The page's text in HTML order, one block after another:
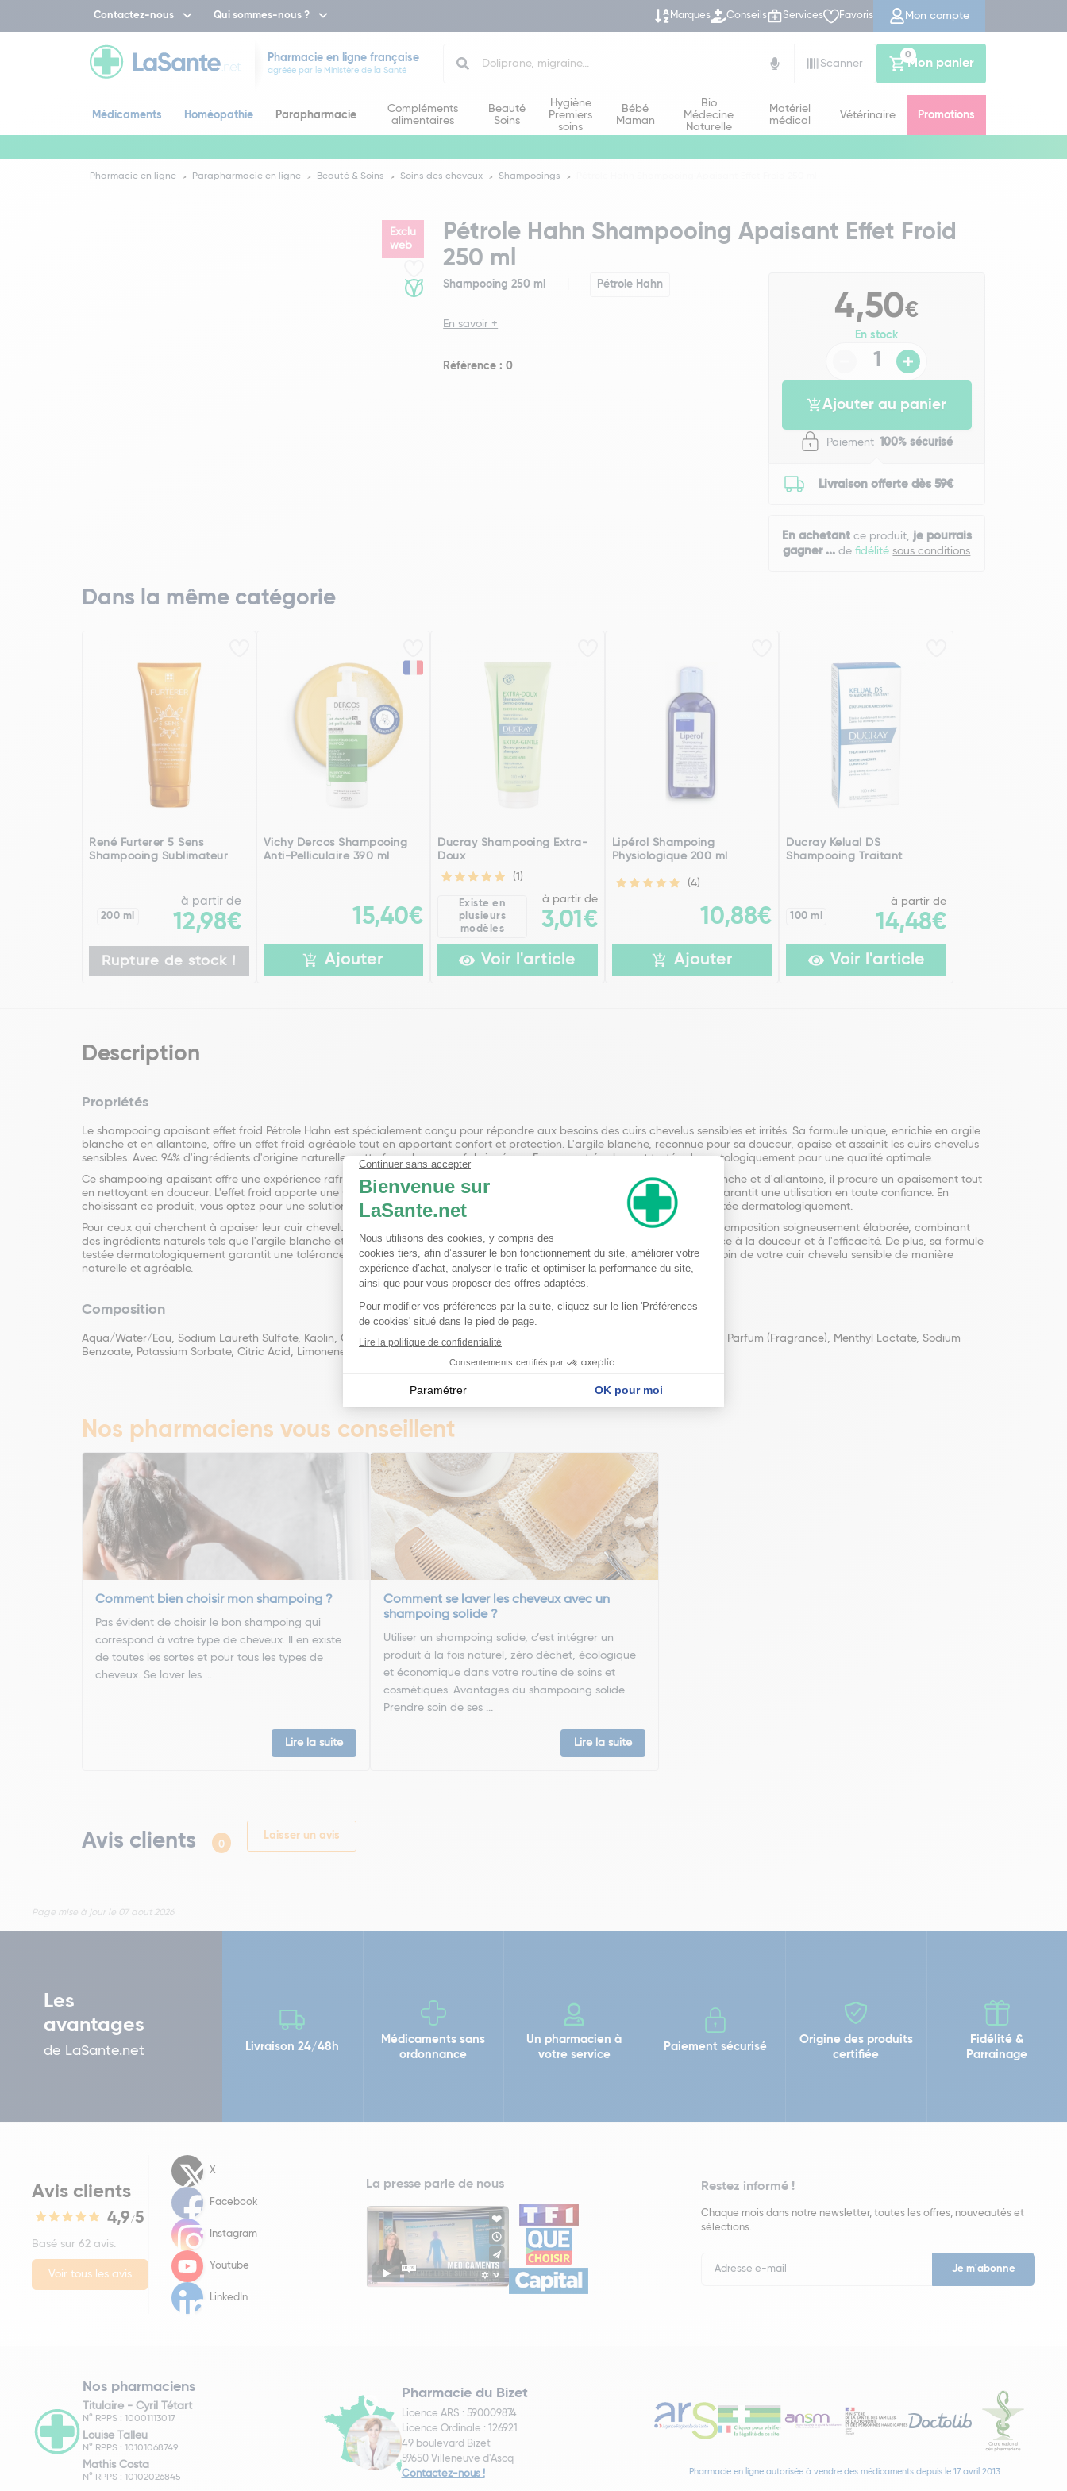
Contactez-nous Qui sommes-nous ? Marques Conseils Services Favoris Mon compte
Pharmacie en ligne française
agréée par le Ministère de la Santé
Scanner
Mon panier
0
Médicaments Homéopathie Parapharmacie
Compléments
alimentaires
Beauté
Soins
Hygiène
Premiers
soins
Bébé
Maman
Bio
Médecine
Naturelle
Matériel
médical
Vétérinaire Promotions
Pharmacie en ligne Parapharmacie en ligne Beauté & Soins Soins des cheveux Shampooings
Exclu
web
Pétrole Hahn Shampooing Apaisant Effet Froid
250 ml
Shampooing 250 ml Pétrole Hahn
En savoir +
Référence : 0
4,50€
En stock
Ajouter au panier
Paiement 100% sécurisé
Livraison offerte dès 59€
En achetantce produit, je pourrais
gagner ... defidélitésous conditions
Dans la même catégorie
René Furterer 5 Sens
Shampooing Sublimateur
200 ml
à partir de
12,98€
Rupture de stock !
Vichy Dercos Shampooing
Anti-Pelliculaire 390 ml
15,40€
Ajouter
Ducray Shampooing Extra-
Doux
(1)
Existe en
plusieurs
modèles
à partir de
3,01€
Voir l'article
Lipérol Shampoing
Physiologique 200 ml
(4)
10,88€
Ajouter
Ducray Kelual DS
Shampooing Traitant
100 ml
à partir de
14,48€
Voir l'article
Description
Propriétés
Le shampooing apaisant effet froid Pétrole Hahn est spécialement conçu pour répondre aux besoins des cuirs chevelus sensibles et irrités. Sa formule unique, enrichie en argile
blanche et en allantoïne, offre un effet froid agréable tout en apportant confort et protection. L'argile blanche, reconnue pour sa douceur, apaise et assainit les cuirs chevelus
sensibles. Avec 94% d'ingrédients d'origine naturelle, cette formule vegan, fabriquée en France, est également testée dermatologiquement pour une qualité optimale.
Ce shampooing apaisant offre une expérience rafraîchissante pour le cuir chevelu sensible. Grâce à la présence d'argile blanche et d'allantoïne, il procure un apaisement tout
en nettoyant en douceur. L'effet froid apporte une sensation de confort immédiat, tandis que la formule vegan et naturelle garantit une utilisation en toute confiance. En
choisissant ce produit, vous optez pour une solution efficace et respectueuse de l'environnement, fabriquée en France et testée dermatologiquement.
Pour ceux qui cherchent à apaiser leur cuir chevelu sensible, ce shampooing offre une véritable source de soulagement. Sa composition soigneusement élaborée, combinant
des ingrédients naturels tels que l'argile blanche et l'allantoïne, en fait un choix idéal pour ceux qui accordent de l'importance à la douceur et à l'efficacité. De plus, sa formule
testée dermatologiquement garantit une tolérance optimale. Optez pour ce shampooing apaisant effet froid pour prendre soin de votre cuir chevelu sensible de manière
naturelle et agréable.
Composition
Aqua/Water/Eau, Sodium Laureth Sulfate, Kaolin, Cocamidopropyl Betaine, Acrylates Copolymer, Sodium Chloride, Allantoin, Parfum (Fragrance), Menthyl Lactate, Sodium
Benzoate, Potassium Sorbate, Citric Acid, Limonene, Hexyl Cinnamal, Linalool.
Nos pharmaciens vous conseillent
Comment bien choisir mon shampoing ?
Pas évident de choisir le bon shampoing qui
correspond à votre type de cheveux. Il en existe
de toutes les sortes et pour tous les types de
cheveux. Se laver les ...
Lire la suite
Comment se laver les cheveux avec un
shampoing solide ?
Utiliser un shampoing solide, c’est intégrer un
produit à la fois naturel, zéro déchet, écologique
et économique dans votre routine de soins et
cosmétiques. Avantages du shampooing solide
Prendre soin de ses ...
Lire la suite
Avis clients 0
Laisser un avis
Page mise à jour le 07 aout 2026
Les
avantages
de LaSante.net Livraison 24/48h
Médicaments sans
ordonnance
Un pharmacien à
votre service
Paiement sécurisé
Origine des produits
certifiée
Fidélité &
Parrainage
Avis clients
4,9/5
Basé sur 62 avis.
Voir tous les avis
X
Facebook
Instagram
Youtube
LinkedIn
La presse parle de nous Restez informé !
Chaque mois dans notre newsletter, toutes les offres, nouveautés et
sélections.
Newsletter
Nos pharmaciens
Titulaire - Cyril Tétart
N° RPPS : 10001113017
Louise Talleu
N° RPPS : 10101068749
Mathis Costa
N° RPPS : 10102026845
Pharmacie du Bizet
Licence ARS : 590009874
Licence Ordinale : 126921
49 boulevard Bizet
59650 Villeneuve d'Ascq
Contactez-nous !
Pharmacie en ligne autorisée à vendre des médicaments depuis le 17 avril 2013